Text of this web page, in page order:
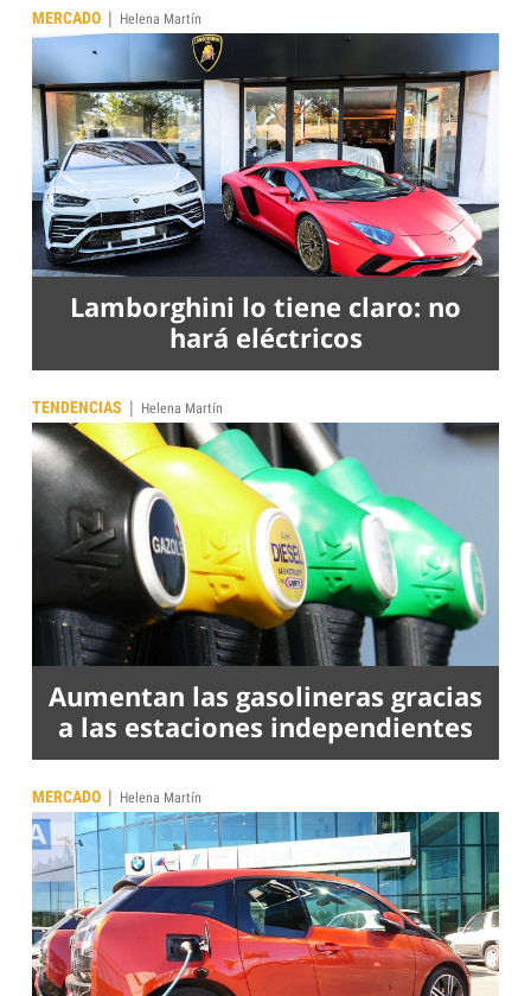
MERCADO | Helena Martín
Lamborghini lo tiene claro: no
hará eléctricos
TENDENCIAS | Helena Martín
Aumentan las gasolineras gracias
a las estaciones independientes
MERCADO | Helena Martín